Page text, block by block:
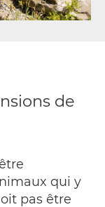
de
qui y
pas être